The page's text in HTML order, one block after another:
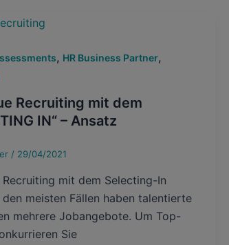
, HR Business Partner,
Recruiting mit dem
IN“ – Ansatz
/ 29/04/2021
Recruiting mit dem Selecting-In
meisten Fällen haben talentierte
mehrere Jobangebote. Um Top-
Sie